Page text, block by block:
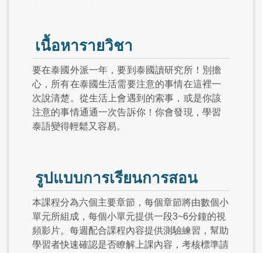
เนื้อหารายวิชา
要在泰國外派一年，要到泰國讀研究所！別擔
心，所有在泰國生活需要注意的事情在這裡一
次說清楚。從生活上會遇到的索事，或是你該
注意的事情通通一次告訴你！你會發現，學習
泰語變得輕鬆又容易。
รูปแบบการเรียนการสอน
本課程分為六個主要章節，每個章節將由數個小
單元所組成，每個小單元提供一段3~6分鐘的視
頻影片。每週配合課程內容提供測驗練習，幫助
學習者快速確認是否瞭解上課內容，考核標準請